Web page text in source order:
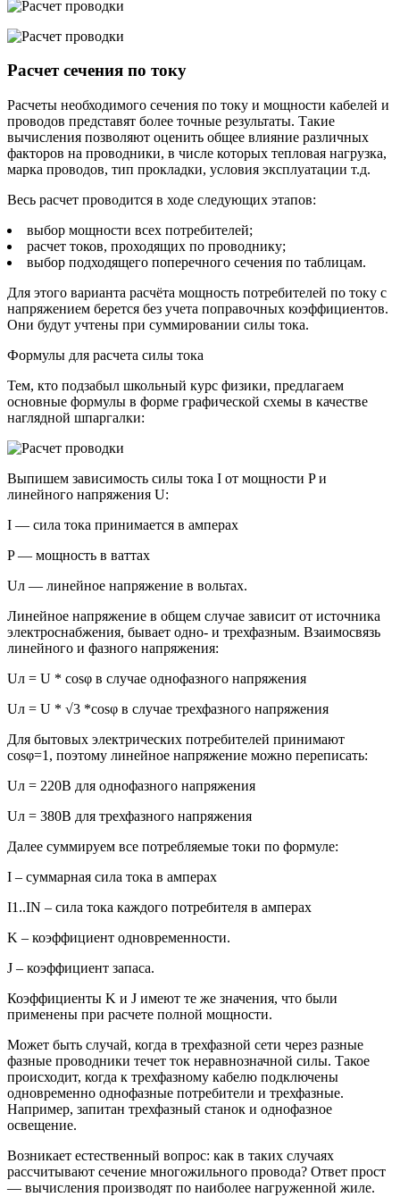
Расчет сечения по току
Расчеты необходимого сечения по току и мощности кабелей и
проводов представят более точные результаты. Такие
вычисления позволяют оценить общее влияние различных
факторов на проводники, в числе которых тепловая нагрузка,
марка проводов, тип прокладки, условия эксплуатации т.д.
Весь расчет проводится в ходе следующих этапов:
выбор мощности всех потребителей;
расчет токов, проходящих по проводнику;
выбор подходящего поперечного сечения по таблицам.
Для этого варианта расчёта мощность потребителей по току с
напряжением берется без учета поправочных коэффициентов.
Они будут учтены при суммировании силы тока.
Формулы для расчета силы тока
Тем, кто подзабыл школьный курс физики, предлагаем
основные формулы в форме графической схемы в качестве
наглядной шпаргалки:
Выпишем зависимость силы тока I от мощности P и
линейного напряжения U:
I — cила тока принимается в амперах
P — мощность в ваттах
Uл — линейное напряжение в вольтах.
Линейное напряжение в общем случае зависит от источника
электроснабжения, бывает одно- и трехфазным. Взаимосвязь
линейного и фазного напряжения:
Uл = U * cosφ в случае однофазного напряжения
Uл = U * √3 *cosφ в случае трехфазного напряжения
Для бытовых электрических потребителей принимают
cosφ=1, поэтому линейное напряжение можно переписать:
Uл = 220В для однофазного напряжения
Uл = 380В для трехфазного напряжения
Далее суммируем все потребляемые токи по формуле:
I – суммарная сила тока в амперах
I1..IN – сила тока каждого потребителя в амперах
K – коэффициент одновременности.
J – коэффициент запаса.
Коэффициенты K и J имеют те же значения, что были
применены при расчете полной мощности.
Может быть случай, когда в трехфазной сети через разные
фазные проводники течет ток неравнозначной силы. Такое
происходит, когда к трехфазному кабелю подключены
одновременно однофазные потребители и трехфазные.
Например, запитан трехфазный станок и однофазное
освещение.
Возникает естественный вопрос: как в таких случаях
рассчитывают сечение многожильного провода? Ответ прост
— вычисления производят по наиболее нагруженной жиле.